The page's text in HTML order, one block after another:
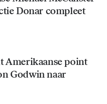
Donar compleet
Amerikaanse point
Godwin naar